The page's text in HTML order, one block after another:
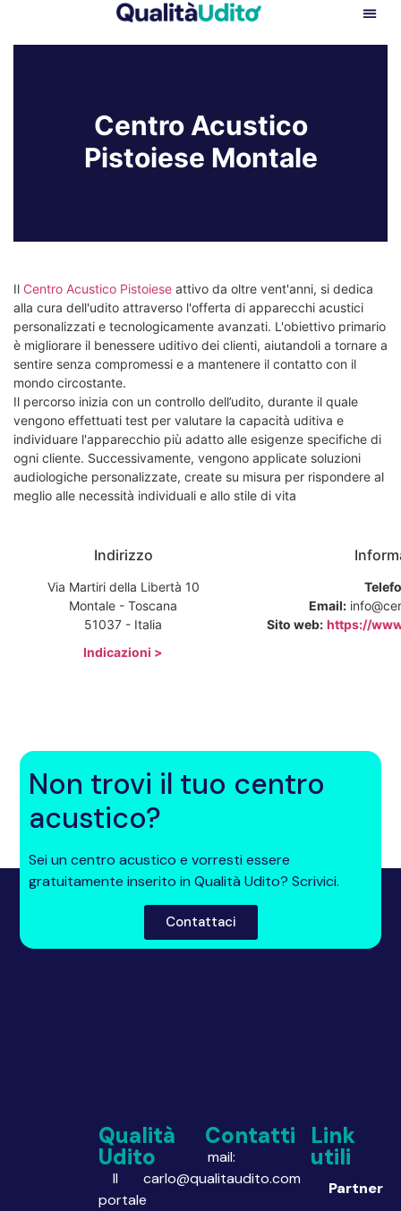
Centro Acustico
Pistoiese Montale
Il Centro Acustico Pistoiese attivo da oltre vent'anni, si dedica
alla cura dell'udito attraverso l'offerta di apparecchi acustici
personalizzati e tecnologicamente avanzati. L'obiettivo primario
è migliorare il benessere uditivo dei clienti, aiutandoli a tornare a
sentire senza compromessi e a mantenere il contatto con il
mondo circostante.
Il percorso inizia con un controllo dell’udito, durante il quale
vengono effettuati test per valutare la capacità uditiva e
individuare l'apparecchio più adatto alle esigenze specifiche di
ogni cliente. Successivamente, vengono applicate soluzioni
audiologiche personalizzate, create su misura per rispondere al
meglio alle necessità individuali e allo stile di vita
Indirizzo
Via Martiri della Libertà 10
Montale - Toscana
51037 - Italia
Indicazioni >
Email:
Sito web: https://
Non trovi il tuo centro
acustico?
Sei un centro acustico e vorresti essere
gratuitamente inserito in Qualità Udito? Scrivici.
Contattaci
Qualità
Udito
Il
portale
Contatti
mail:
carlo@qualitaudito.com
Link
utili
Partner